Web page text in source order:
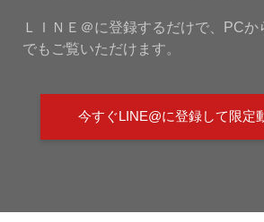
ＬＩＮＥ＠に登録するだけで、PCか
でもご覧いただけます。
今すぐLINE@に登録して限定